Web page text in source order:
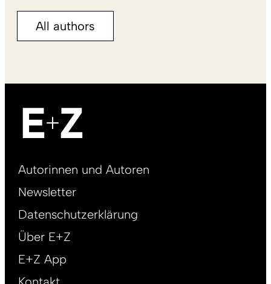
All authors
Footer
DE
Autorinnen und Autoren
Newsletter
Datenschutzerklärung
Über E+Z
E+Z App